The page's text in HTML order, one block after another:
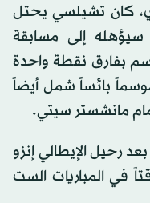
كان تشيلسي يحتل
سيؤهله إلى مسابقة
بفارق نقطة واحدة
بائساً شمل أيضاً
مانشستر سيتي.
رحيل الإيطالي إنزو
في المباريات الست